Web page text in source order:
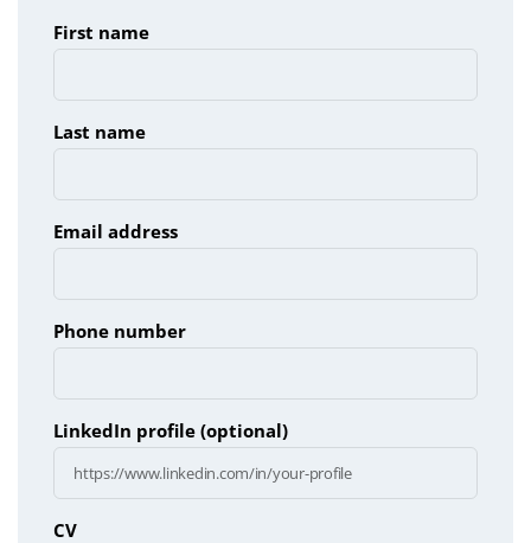
First name
Last name
Email address
Phone number
LinkedIn profile (optional)
CV